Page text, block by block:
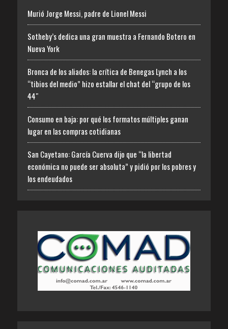
Murió Jorge Messi, padre de Lionel Messi
Sotheby’s dedica una gran muestra a Fernando Botero en
Nueva York
Bronca de los aliados: la crítica de Benegas Lynch a los
“tibios del medio” hizo estallar el chat del “grupo de los
44″
Consumo en baja: por qué los formatos múltiples ganan
lugar en las compras cotidianas
San Cayetano: García Cuerva dijo que “la libertad
económica no puede ser absoluta” y pidió por los pobres y
los endeudados